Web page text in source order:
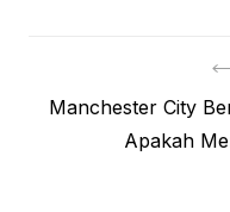
pos
Previous
Manchester City
Apakah